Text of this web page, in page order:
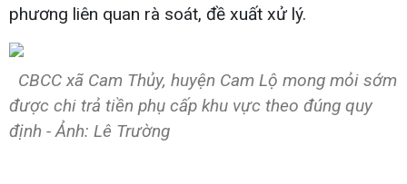
phương liên quan rà soát, đề xuất xử lý.
CBCC xã Cam Thủy, huyện Cam Lộ mong mỏi sớm
được chi trả tiền phụ cấp khu vực theo đúng quy
định - Ảnh: Lê Trường